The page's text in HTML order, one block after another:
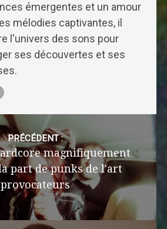
émergentes et un amour
mélodies captivantes, il
l'univers des sons pour
ses découvertes et ses
PRÉCÉDENT :
magnifiquement
part de punks de l'art
provocateurs